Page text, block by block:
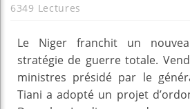
6349 Lectures
Le Niger franchit un
stratégie de guerre totale.
ministres présidé par le
Tiani a adopté un projet